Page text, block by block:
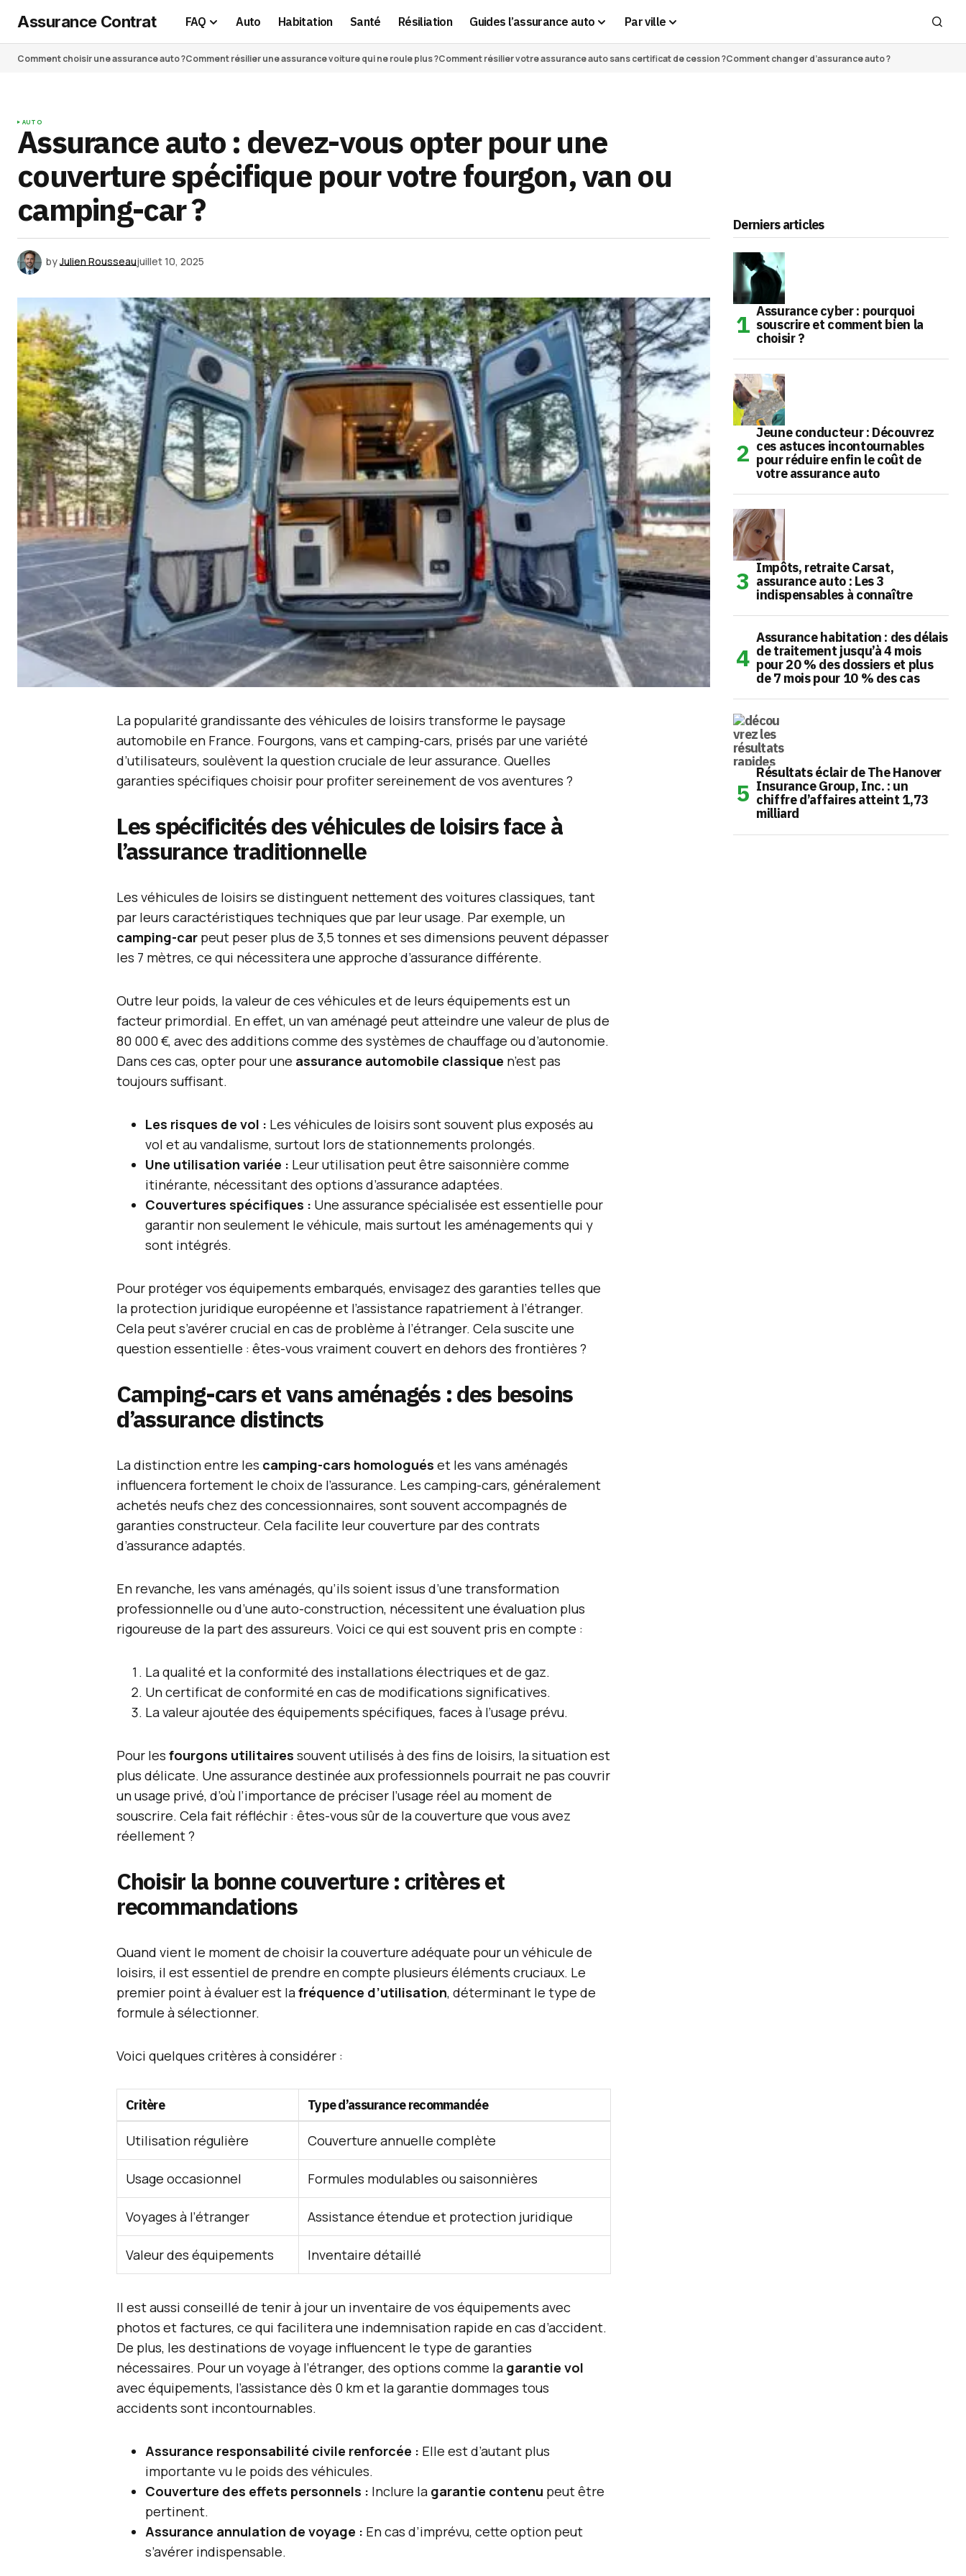
Assurance Contrat FAQ Auto Habitation Santé Résiliation Guides l’assurance auto Par ville
Comment choisir une assurance auto ?Comment résilier une assurance voiture qui ne roule plus ?Comment résilier votre assurance auto sans certificat de cession ?Comment changer d’assurance auto ?
AUTO
Assurance auto : devez-vous opter pour une
couverture spécifique pour votre fourgon, van ou
camping-car ?
byJulien Rousseaujuillet 10, 2025
La popularité grandissante des véhicules de loisirs transforme le paysage
automobile en France. Fourgons, vans et camping-cars, prisés par une variété
d’utilisateurs, soulèvent la question cruciale de leur assurance. Quelles
garanties spécifiques choisir pour profiter sereinement de vos aventures ?
Les spécificités des véhicules de loisirs face à
l’assurance traditionnelle
Les véhicules de loisirs se distinguent nettement des voitures classiques, tant
par leurs caractéristiques techniques que par leur usage. Par exemple, un
camping-car peut peser plus de 3,5 tonnes et ses dimensions peuvent dépasser
les 7 mètres, ce qui nécessitera une approche d’assurance différente.
Outre leur poids, la valeur de ces véhicules et de leurs équipements est un
facteur primordial. En effet, un van aménagé peut atteindre une valeur de plus de
80 000 €, avec des additions comme des systèmes de chauffage ou d’autonomie.
Dans ces cas, opter pour une assurance automobile classique n’est pas
toujours suffisant.
Les risques de vol : Les véhicules de loisirs sont souvent plus exposés au
vol et au vandalisme, surtout lors de stationnements prolongés.
Une utilisation variée : Leur utilisation peut être saisonnière comme
itinérante, nécessitant des options d’assurance adaptées.
Couvertures spécifiques : Une assurance spécialisée est essentielle pour
garantir non seulement le véhicule, mais surtout les aménagements qui y
sont intégrés.
Pour protéger vos équipements embarqués, envisagez des garanties telles que
la protection juridique européenne et l’assistance rapatriement à l’étranger.
Cela peut s’avérer crucial en cas de problème à l’étranger. Cela suscite une
question essentielle : êtes-vous vraiment couvert en dehors des frontières ?
Camping-cars et vans aménagés : des besoins
d’assurance distincts
La distinction entre les camping-cars homologués et les vans aménagés
influencera fortement le choix de l’assurance. Les camping-cars, généralement
achetés neufs chez des concessionnaires, sont souvent accompagnés de
garanties constructeur. Cela facilite leur couverture par des contrats
d’assurance adaptés.
En revanche, les vans aménagés, qu’ils soient issus d’une transformation
professionnelle ou d’une auto-construction, nécessitent une évaluation plus
rigoureuse de la part des assureurs. Voici ce qui est souvent pris en compte :
La qualité et la conformité des installations électriques et de gaz.
Un certificat de conformité en cas de modifications significatives.
La valeur ajoutée des équipements spécifiques, faces à l’usage prévu.
Pour les fourgons utilitaires souvent utilisés à des fins de loisirs, la situation est
plus délicate. Une assurance destinée aux professionnels pourrait ne pas couvrir
un usage privé, d’où l’importance de préciser l’usage réel au moment de
souscrire. Cela fait réfléchir : êtes-vous sûr de la couverture que vous avez
réellement ?
Choisir la bonne couverture : critères et
recommandations
Quand vient le moment de choisir la couverture adéquate pour un véhicule de
loisirs, il est essentiel de prendre en compte plusieurs éléments cruciaux. Le
premier point à évaluer est lafréquence d’utilisation, déterminant le type de
formule à sélectionner.
Voici quelques critères à considérer :
Critère Type d’assurance recommandée
Utilisation régulière Couverture annuelle complète
Usage occasionnel Formules modulables ou saisonnières
Voyages à l’étranger Assistance étendue et protection juridique
Valeur des équipements Inventaire détaillé
Il est aussi conseillé de tenir à jour un inventaire de vos équipements avec
photos et factures, ce qui facilitera une indemnisation rapide en cas d’accident.
De plus, les destinations de voyage influencent le type de garanties
nécessaires. Pour un voyage à l’étranger, des options comme la garantie vol
avec équipements, l’assistance dès 0 km et la garantie dommages tous
accidents sont incontournables.
Assurance responsabilité civile renforcée : Elle est d’autant plus
importante vu le poids des véhicules.
Couverture des effets personnels : Inclure la garantie contenu peut être
pertinent.
Assurance annulation de voyage : En cas d’imprévu, cette option peut
s’avérer indispensable.
Derniers articles
Assurance cyber : pourquoi
souscrire et comment bien la
choisir ?
Jeune conducteur : Découvrez
ces astuces incontournables
pour réduire enfin le coût de
votre assurance auto
Impôts, retraite Carsat,
assurance auto : Les 3
indispensables à connaître
Assurance habitation : des délais
de traitement jusqu’à 4 mois
pour 20 % des dossiers et plus
de 7 mois pour 10 % des cas
Résultats éclair de The Hanover
Insurance Group, Inc. : un
chiffre d’affaires atteint 1,73
milliard